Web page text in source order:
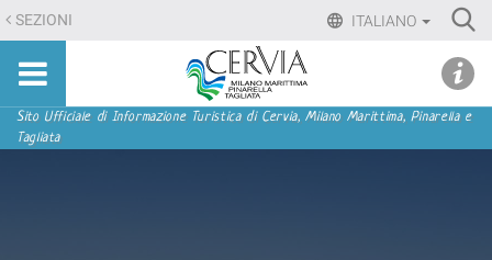
Salta
ai
contenuti.
Salta
alla
ITALIANO
SEZIONI
Sito
turistico
ufficiale
Sezioni
Sito Ufficiale di Informazione Turistica di Cervia, Milano Marittima, Pinarella e
Tagliata
menu